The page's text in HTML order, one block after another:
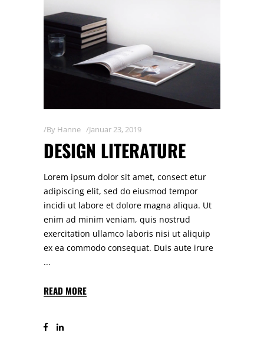
By Hanne Januar 23, 2019
DESIGN LITERATURE
Lorem ipsum dolor sit amet, consect etur
adipiscing elit, sed do eiusmod tempor
incidi ut labore et dolore magna aliqua. Ut
enim ad minim veniam, quis nostrud
exercitation ullamco laboris nisi ut aliquip
ex ea commodo consequat. Duis aute irure
READ MORE